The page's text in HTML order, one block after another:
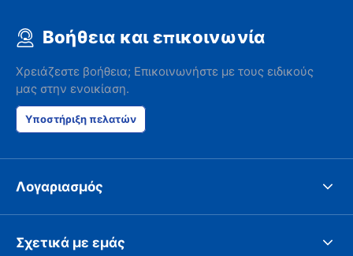
Βοήθεια και επικοινωνία
Χρειάζεστε βοήθεια; Επικοινωνήστε με τους ειδικούς
μας στην ενοικίαση.
Υποστήριξη πελατών
Λογαριασμός
Σχετικά με εμάς